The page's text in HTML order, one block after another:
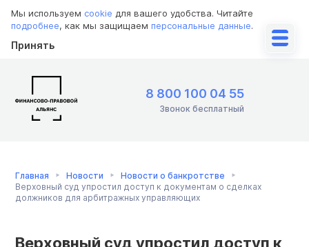
Мы используем cookie для вашего удобства. Читайте
подробнее, как мы защищаем персональные данные.
Принять
8 800 100 04 55
Звонок бесплатный
Главная Новости
Новости о банкротстве
Верховный суд упростил доступ к документам о сделках
должников для арбитражных управляющих
Верховный суд упростил доступ к